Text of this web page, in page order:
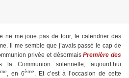
ne me joue pas de tour, le calendrier des
Il me semble que j’avais passé le cap de
privée et désormaisPremière des
Communion solennelle, aujourd’hui
, en 6ème. Et c’est à l’occasion de cette